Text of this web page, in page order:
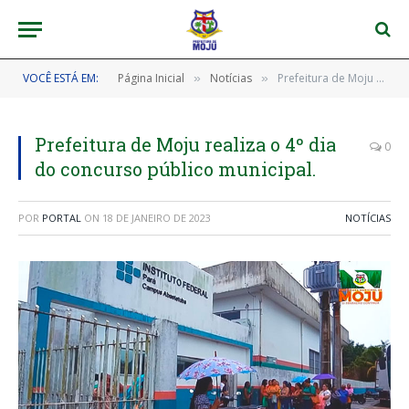
VOCÊ ESTÁ EM: Página Inicial » Notícias » Prefeitura de Moju realiza o 4º dia do concurso público municipal.
Prefeitura de Moju realiza o 4º dia
do concurso público municipal.
0
POR PORTAL ON 18 DE JANEIRO DE 2023 NOTÍCIAS